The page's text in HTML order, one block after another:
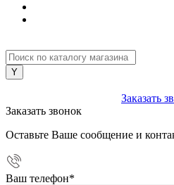
Заказать
Заказать звонок
Оставьте Ваше сообщение и
Ваш телефон*